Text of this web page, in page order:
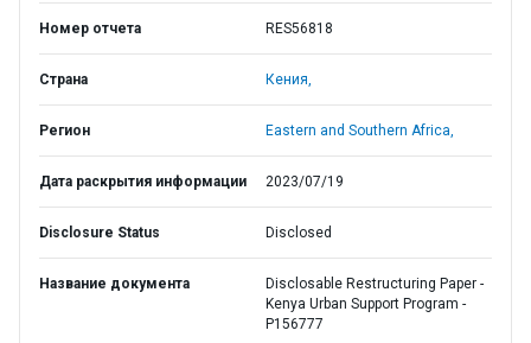
Номер отчета RES56818
Страна Кения,
Регион Eastern and Southern Africa,
Дата раскрытия информации 2023/07/19
Disclosure Status Disclosed
Название документа
Disclosable Restructuring Paper -
Kenya Urban Support Program -
P156777